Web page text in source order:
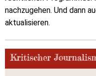
nachzugehen. Und dann
aktualisieren.